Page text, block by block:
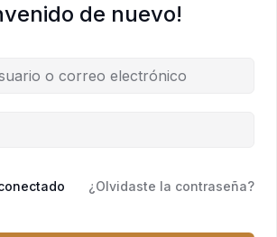
de nuevo!
¿Olvidaste la contraseña?